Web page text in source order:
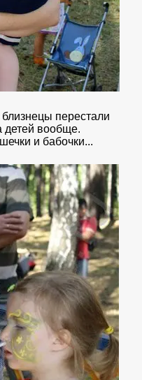
перестали
детей вообще.
и бабочки...